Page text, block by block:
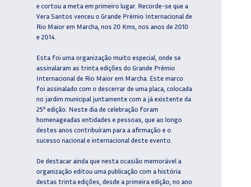
e cortou a meta em primeiro lugar. Recorde-se que a
Vera Santos venceu o Grande Prémio Internacional de
Rio Maior em Marcha, nos 20 Kms, nos anos de 2010
e 2014.
Esta foi uma organização muito especial, onde se
assinalaram as trinta edições do Grande Prémio
Internacional de Rio Maior em Marcha. Este marco
foi assinalado com o descerrar de uma placa, colocada
no jardim municipal juntamente com a já existente da
25ª edição. Neste dia de celebração foram
homenageadas entidades e pessoas, que ao longo
destes anos contribuíram para a afirmação e o
sucesso nacional e internacional deste evento.
De destacar ainda que nesta ocasião memorável a
organização editou uma publicação com a história
destas trinta edições, desde a primeira edição, no ano